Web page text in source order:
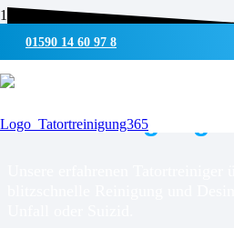
01590 14 60 97 8
UMWELTSCHONENDE
Tatortreinigung